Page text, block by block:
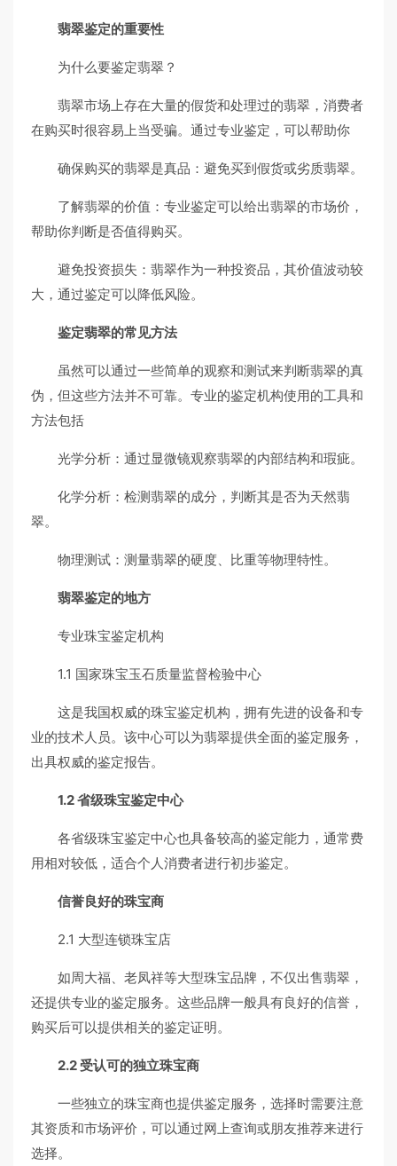
翡翠鉴定的重要性
为什么要鉴定翡翠？
翡翠市场上存在大量的假货和处理过的翡翠，消费者
在购买时很容易上当受骗。通过专业鉴定，可以帮助你
确保购买的翡翠是真品：避免买到假货或劣质翡翠。
了解翡翠的价值：专业鉴定可以给出翡翠的市场价，
帮助你判断是否值得购买。
避免投资损失：翡翠作为一种投资品，其价值波动较
大，通过鉴定可以降低风险。
鉴定翡翠的常见方法
虽然可以通过一些简单的观察和测试来判断翡翠的真
伪，但这些方法并不可靠。专业的鉴定机构使用的工具和
方法包括
光学分析：通过显微镜观察翡翠的内部结构和瑕疵。
化学分析：检测翡翠的成分，判断其是否为天然翡
翠。
物理测试：测量翡翠的硬度、比重等物理特性。
翡翠鉴定的地方
专业珠宝鉴定机构
1.1 国家珠宝玉石质量监督检验中心
这是我国权威的珠宝鉴定机构，拥有先进的设备和专
业的技术人员。该中心可以为翡翠提供全面的鉴定服务，
出具权威的鉴定报告。
1.2 省级珠宝鉴定中心
各省级珠宝鉴定中心也具备较高的鉴定能力，通常费
用相对较低，适合个人消费者进行初步鉴定。
信誉良好的珠宝商
2.1 大型连锁珠宝店
如周大福、老凤祥等大型珠宝品牌，不仅出售翡翠，
还提供专业的鉴定服务。这些品牌一般具有良好的信誉，
购买后可以提供相关的鉴定证明。
2.2 受认可的独立珠宝商
一些独立的珠宝商也提供鉴定服务，选择时需要注意
其资质和市场评价，可以通过网上查询或朋友推荐来进行
选择。